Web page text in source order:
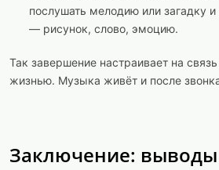
послушать мелодию или загадку и
— рисунок, слово, эмоцию.
Так завершение настраивает на
жизнью. Музыка живёт и после
Заключение: выводы